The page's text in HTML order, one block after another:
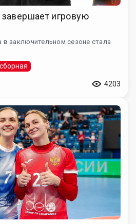
игровую
в заключительном сезоне стала
4203